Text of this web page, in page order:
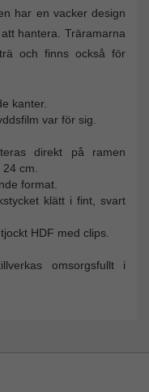
har en vacker design
hantera. Träramarna
och finns också för
kanter.
var för sig.
direkt på ramen
cm.
format.
klätt i fint, svart
HDF med clips.
omsorgsfullt i